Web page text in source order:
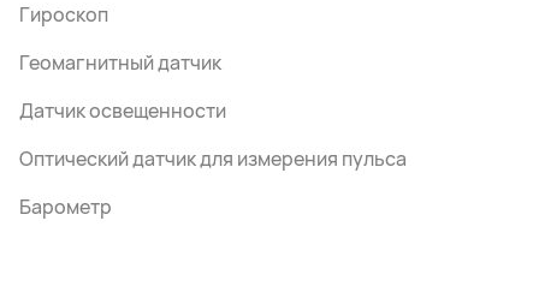
Гироскоп
Геомагнитный датчик
Датчик освещенности
Оптический датчик для измерения пульса
Барометр